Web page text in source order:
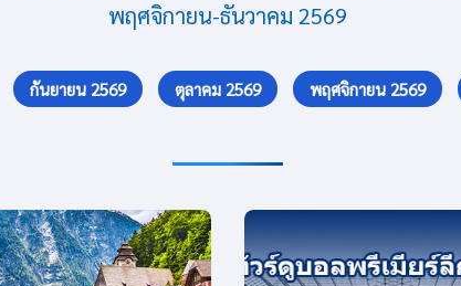
พฤศจิกายน-ธันวาคม 2569
กันยายน 2569 ตุลาคม 2569 พฤศจิกายน 2569